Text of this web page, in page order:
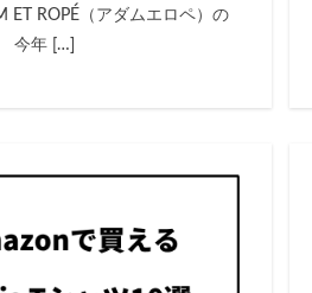
ET ROPÉ（アダムエロペ）の
今年 […]